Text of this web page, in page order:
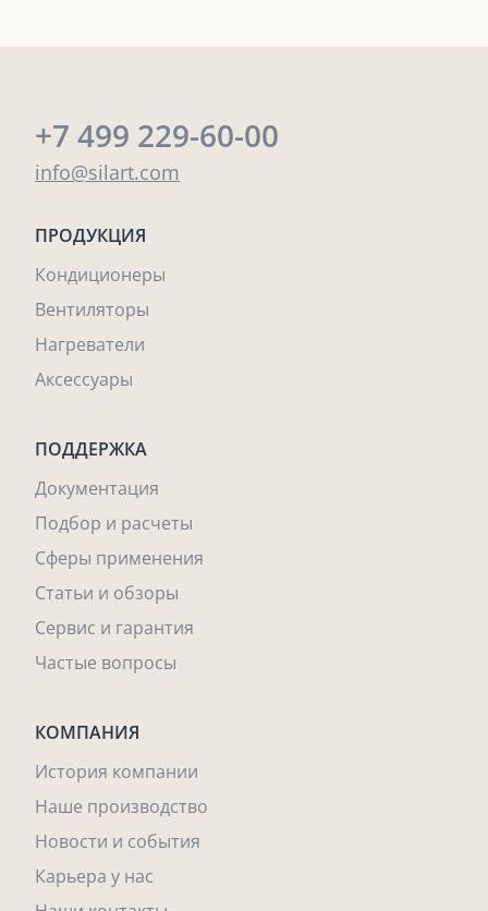
+7 499 229-60-00
info@silart.com
ПРОДУКЦИЯ
Кондиционеры
Вентиляторы
Нагреватели
Аксессуары
ПОДДЕРЖКА
Документация
Подбор и расчеты
Сферы применения
Статьи и обзоры
Сервис и гарантия
Частые вопросы
КОМПАНИЯ
История компании
Наше производство
Новости и события
Карьера у нас